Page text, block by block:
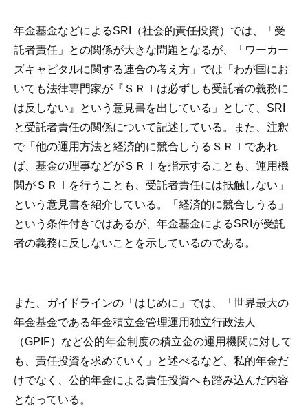
年金基金などによるSRI（社会的責任投資）では、「受
託者責任」との関係が大きな問題となるが、「ワーカー
ズキャピタルに関する連合の考え方」では「わが国にお
いても法律専門家が『ＳＲＩは必ずしも受託者の義務に
は反しない』という意見書を出している」として、SRI
と受託者責任の関係について記述している。また、注釈
で「他の運用方法と経済的に競合しうるＳＲＩであれ
ば、基金の理事などがＳＲＩを指示することも、運用機
関がＳＲＩを行うことも、受託者責任には抵触しない」
という意見書を紹介している。「経済的に競合しうる」
という条件付きではあるが、年金基金によるSRIが受託
者の義務に反しないことを示しているのである。
また、ガイドラインの「はじめに」では、「世界最大の
年金基金である年金積立金管理運用独立行政法人
（GPIF）など公的年金制度の積立金の運用機関に対して
も、責任投資を求めていく」と述べるなど、私的年金だ
けでなく、公的年金による責任投資へも踏み込んだ内容
となっている。